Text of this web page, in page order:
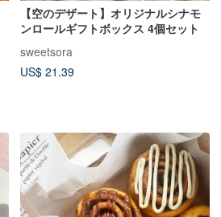
【空のデザート】オリジナルシナモ
ンロールギフトボックス 4個セット
sweetsora
US$ 21.39